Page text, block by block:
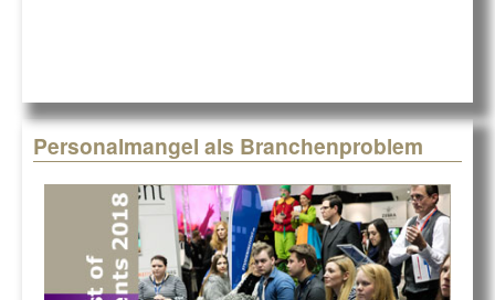
Personalmangel als Branchenproblem